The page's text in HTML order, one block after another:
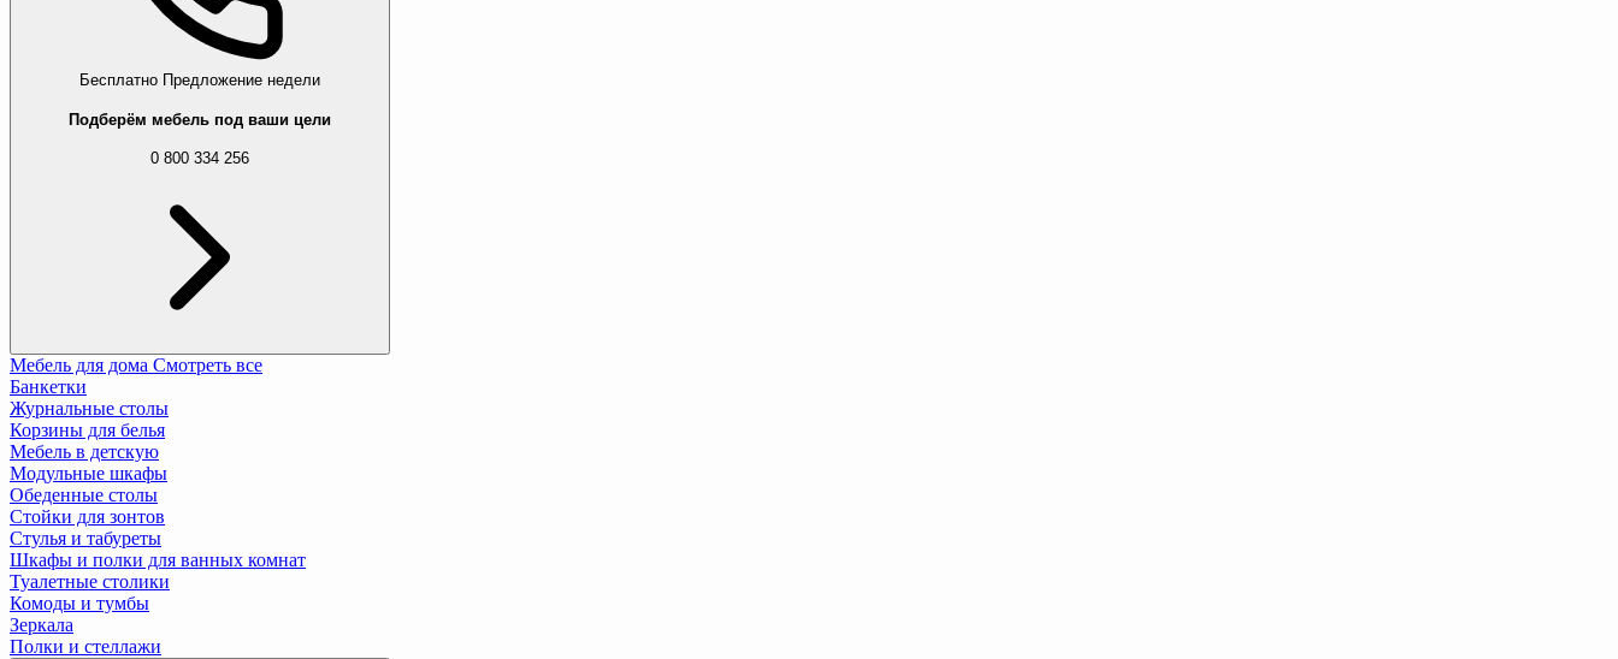
Бесплатно Предложение недели
Подберём мебель под ваши цели
0 800 334 256
Мебель для дома Смотреть все
Банкетки
Журнальные столы
Корзины для белья
Мебель в детскую
Модульные шкафы
Обеденные столы
Стойки для зонтов
Стулья и табуреты
Шкафы и полки для ванных комнат
Туалетные столики
Комоды и тумбы
Зеркала
Полки и стеллажи